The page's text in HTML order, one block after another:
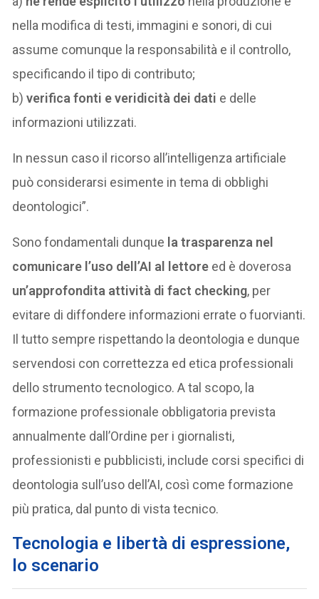
nella modifica di testi, immagini e sonori, di cui
assume comunque la responsabilità e il controllo,
specificando il tipo di contributo;
b)verifica fonti e veridicità dei dati e delle
informazioni utilizzati.
In nessun caso il ricorso all’intelligenza artificiale
può considerarsi esimente in tema di obblighi
deontologici”.
Sono fondamentali dunque la trasparenza nel
comunicare l’uso dell’AI al lettore ed è doverosa
un’approfondita attività di fact checking, per
evitare di diffondere informazioni errate o fuorvianti.
Il tutto sempre rispettando la deontologia e dunque
servendosi con correttezza ed etica professionali
dello strumento tecnologico. A tal scopo, la
formazione professionale obbligatoria prevista
annualmente dall’Ordine per i giornalisti,
professionisti e pubblicisti, include corsi specifici di
deontologia sull’uso dell’AI, così come formazione
più pratica, dal punto di vista tecnico.
Tecnologia e libertà di espressione,
lo scenario